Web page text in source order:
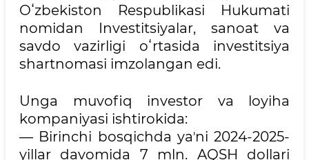
Oʻzbekiston Respublikasi Hukumati
nomidan Investitsiyalar, sanoat va
savdo vazirligi oʻrtasida investitsiya
shartnomasi imzolangan edi.
Unga muvofiq investor va loyiha
kompaniyasi ishtirokida:
— Birinchi bosqichda yaʼni 2024-2025-
yillar davomida 7 mln. AQSH dollari